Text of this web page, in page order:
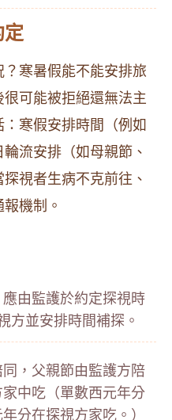
定
寒暑假能不能安排旅
可能被拒絕還無法主
寒假安排時間（例如
流安排（如母親節、
視者生病不克前往、
機制。
由監護於約定探視時
方並安排時間補探。
，父親節由監護方陪
中吃（單數西元年分
分在探視方家吃。）